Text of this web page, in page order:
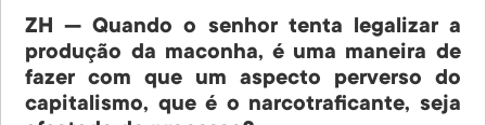
ZH — Quando o senhor tenta legalizar a
produção da maconha, é uma maneira de
fazer com que um aspecto perverso do
capitalismo, que é o narcotraficante, seja